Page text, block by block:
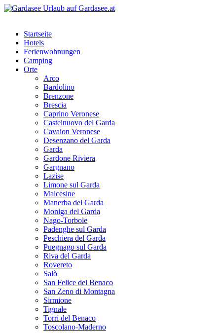
Startseite
Hotels
Ferienwohnungen
Camping
Orte
Arco
Bardolino
Brenzone
Brescia
Caprino Veronese
Castelnuovo del Garda
Cavaion Veronese
Desenzano del Garda
Garda
Gardone Riviera
Gargnano
Lazise
Limone sul Garda
Malcesine
Manerba del Garda
Moniga del Garda
Nago-Torbole
Padenghe sul Garda
Peschiera del Garda
Puegnago sul Garda
Riva del Garda
Rovereto
Salò
San Felice del Benaco
San Zeno di Montagna
Sirmione
Tignale
Torri del Benaco
Toscolano-Maderno